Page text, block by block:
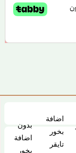
اضافة
بخور
تايقر
بدون
اضافة
بخور